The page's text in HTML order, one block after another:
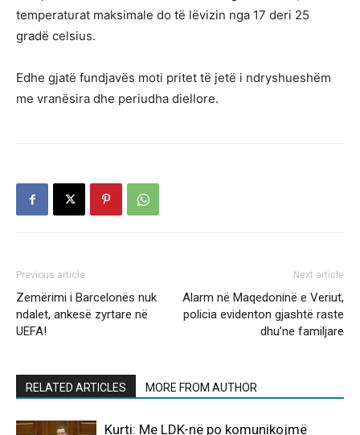
temperaturat maksimale do të lëvizin nga 17 deri 25
gradë celsius.
Edhe gjatë fundjavës moti pritet të jetë i ndryshueshëm
me vranësira dhe periudha diellore.
Previous article
Zemërimi i Barcelonës nuk
ndalet, ankesë zyrtare në
UEFA!
Next article
Alarm në Maqedoninë e Veriut,
policia evidenton gjashtë raste
dhu’ne familjare
RELATED ARTICLES MORE FROM AUTHOR
Kurti: Me LDK-në po komunikojmë